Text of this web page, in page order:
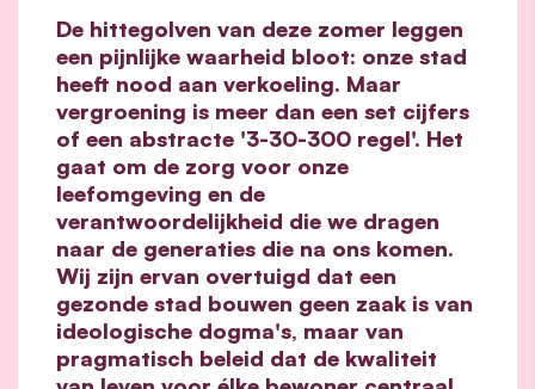
De hittegolven van deze zomer leggen
een pijnlijke waarheid bloot: onze stad
heeft nood aan verkoeling. Maar
vergroening is meer dan een set cijfers
of een abstracte '3-30-300 regel'. Het
gaat om de zorg voor onze
leefomgeving en de
verantwoordelijkheid die we dragen
naar de generaties die na ons komen.
Wij zijn ervan overtuigd dat een
gezonde stad bouwen geen zaak is van
ideologische dogma's, maar van
pragmatisch beleid dat de kwaliteit